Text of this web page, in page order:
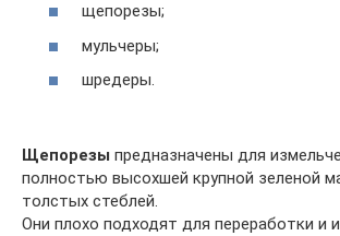
щепорезы;
мульчеры;
шредеры.
Щепорезы предназначены для
полностью высохшей крупной зеленой
толстых стеблей.
Они плохо подходят для переработки и